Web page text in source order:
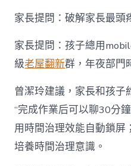
家長提問：破解家長最頭
家長提問：孩子總用
級老屋翻新群，年夜部門
曾潔玲建議，家長和孩子
“完成作業后可以聊30分
用時間治理效能自動鎖屏
培養時間治理意識。